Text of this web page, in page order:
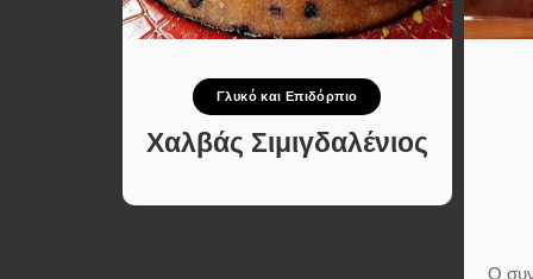
Σούπες
Συνταγές
Γλυκό και Επιδόρπιο
Χαλβάς Σιμιγδαλένιος
Ο